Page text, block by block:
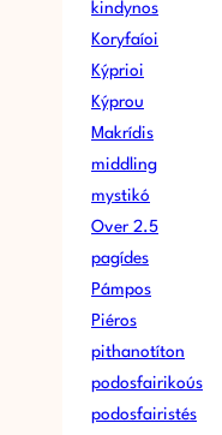
kindynos
Koryfaíoi
Kýprioi
Kýprou
Makrídis
middling
mystikó
Over 2.5
pagídes
Pámpos
Piéros
pithanotíton
podosfairikoús
podosfairistés